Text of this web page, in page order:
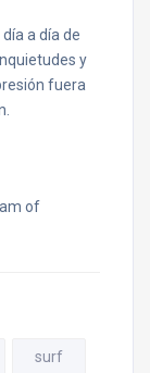
a día de
y
fuera
of
surf